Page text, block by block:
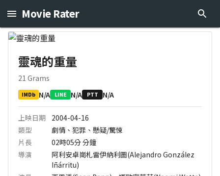
Movie Rater
靈魂的重量
21 Grams
IMDb N/A LINE N/A PTT N/A
上映日期
2004-04-16
類型
劇情、犯罪、懸疑/驚悚
片長
02時05分分鐘
導演
阿利安卓崗札雷伊納利圖(Alejandro González
Iñárritu)